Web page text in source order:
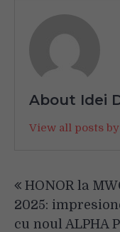
About Idei
View all posts
în
articole
HONOR la
2025:
cu noul ALPHA